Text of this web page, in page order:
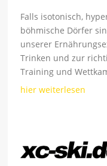
Falls isotonisch,
böhmische Dörfer
unserer
Trinken und zur
Training und
hier weiterlesen